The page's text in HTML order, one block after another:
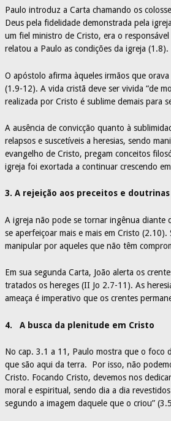
Paulo introduz a Carta chamando os
Deus pela fidelidade demonstrada pela
um fiel ministro de Cristo, era o
relatou a Paulo as condições da igreja (1.8).
O apóstolo afirma àqueles irmãos que
(1.9-12). A vida cristã deve ser vivida “de
realizada por Cristo é sublime demais para
A ausência de convicção quanto à
relapsos e suscetíveis a heresias, sendo
evangelho de Cristo, pregam conceitos
igreja foi exortada a continuar crescendo
3. A rejeição aos preceitos e
A igreja não pode se tornar ingênua diante
se aperfeiçoar mais e mais em Cristo
manipular por aqueles que não têm
Em sua segunda Carta, João alerta os
tratados os hereges (II Jo 2.7-11). As
ameaça é imperativo que os crentes
4. A busca da plenitude em Cristo
No cap. 3.1 a 11, Paulo mostra que o foco
que são aqui da terra. Por isso, não
Cristo. Focando Cristo, devemos nos
moral e espiritual, sendo dia a dia
segundo a imagem daquele que o criou”